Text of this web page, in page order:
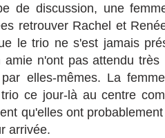
de discussion, une
retrouver Rachel et
le trio ne s'est jamais
amie n'ont pas attendu
elles-mêmes. La
ce jour-là au centre
qu'elles ont
arrivée.